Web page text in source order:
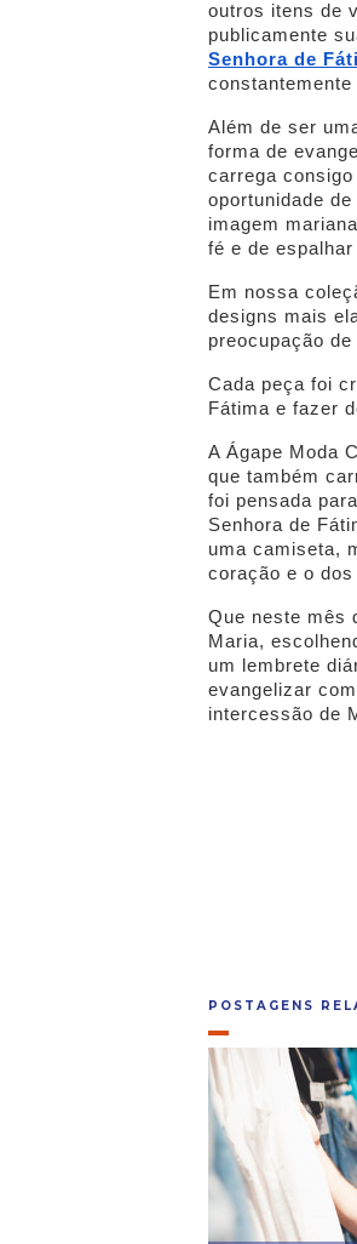
outros itens de
publicamente
Senhora de
Além de ser
forma de
carrega
oportunidade
imagem
fé e de
Em nossa
designs mais
preocupação
Cada peça foi
Fátima e fazer
A Ágape Moda
que também
foi pensada
Senhora de
uma camiseta,
coração e o
Que neste mês
Maria,
um lembrete
evangelizar
intercessão de
POSTAGENS